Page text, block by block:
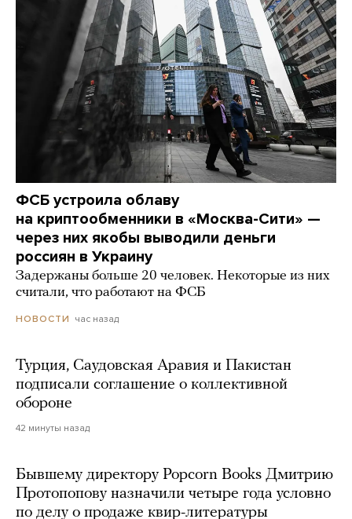
ФСБ устроила облаву
на криптообменники в «Москва-Сити» —
через них якобы выводили деньги
россиян в Украину
Задержаны больше 20 человек. Некоторые из них
считали, что работают на ФСБ
НОВОСТИ час назад
Турция, Саудовская Аравия и Пакистан
подписали соглашение о коллективной
обороне
42 минуты назад
Бывшему директору Popcorn Books Дмитрию
Протопопову назначили четыре года условно
по делу о продаже квир-литературы